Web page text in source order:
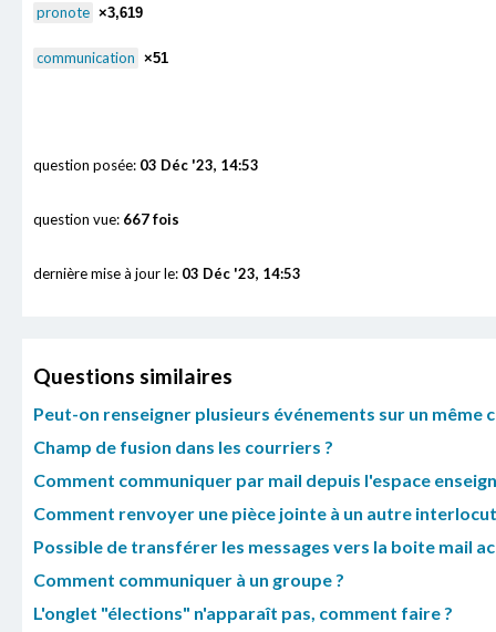
pronote ×3,619
communication ×51
question posée: 03 Déc '23, 14:53
question vue: 667 fois
dernière mise à jour le: 03 Déc '23, 14:53
Questions similaires
Peut-on renseigner plusieurs événements sur un même
Champ de fusion dans les courriers ?
Comment communiquer par mail depuis l'espace
Comment renvoyer une pièce jointe à un autre
Possible de transférer les messages vers la boite mail
Comment communiquer à un groupe ?
L'onglet "élections" n'apparaît pas, comment faire ?